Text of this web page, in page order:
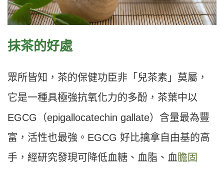
抹茶的好處
眾所皆知，茶的保健功臣非「兒茶素」莫屬，
它是一種具極強抗氧化力的多酚，茶葉中以
EGCG（epigallocatechin gallate）含量最為豐
富，活性也最強。EGCG 好比擒拿自由基的高
手，經研究發現可降低血糖、血脂、血膽固